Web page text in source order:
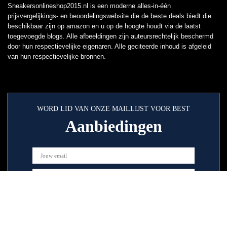
Sneakersonlineshop2015.nl is een moderne alles-in-één
prijsvergelijkings- en beoordelingswebsite die de beste deals biedt die
beschikbaar zijn op amazon en u op de hoogte houdt via de laatst
toegevoegde blogs. Alle afbeeldingen zijn auteursrechtelijk beschermd
door hun respectievelijke eigenaren. Alle geciteerde inhoud is afgeleid
van hun respectievelijke bronnen.
WORD LID VAN ONZE MAILLIJST VOOR BEST
Aanbiedingen